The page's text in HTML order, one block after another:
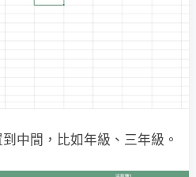
中間，比如年級、三年級。